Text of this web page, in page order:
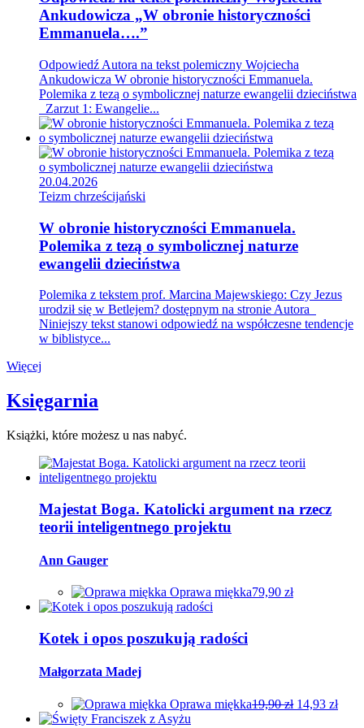
Ankudowicza „W obronie historyczności
Emmanuela….”
Odpowiedź Autora na tekst polemiczny Wojciecha
Ankudowicza W obronie historyczności Emmanuela.
Polemika z tezą o symbolicznej naturze ewangelii dzieciństwa
Zarzut 1: Ewangelie...
20.04.2026
Teizm chrześcijański
W obronie historyczności Emmanuela.
Polemika z tezą o symbolicznej naturze
ewangelii dzieciństwa
Polemika z tekstem prof. Marcina Majewskiego: Czy Jezus
urodził się w Betlejem? dostępnym na stronie Autora
Niniejszy tekst stanowi odpowiedź na współczesne tendencje
w biblistyce...
Więcej
Księgarnia
Książki, które możesz u nas nabyć.
Majestat Boga. Katolicki argument na rzecz
teorii inteligentnego projektu
Ann Gauger
Oprawa miękka79,90 zł
Ten
ma
wiele
wariantów.
Opcje
wybrać
na
Kotek i opos poszukują radości
Małgorzata Madej
Oprawa miękka19,90zł 14,93 zł
Ten